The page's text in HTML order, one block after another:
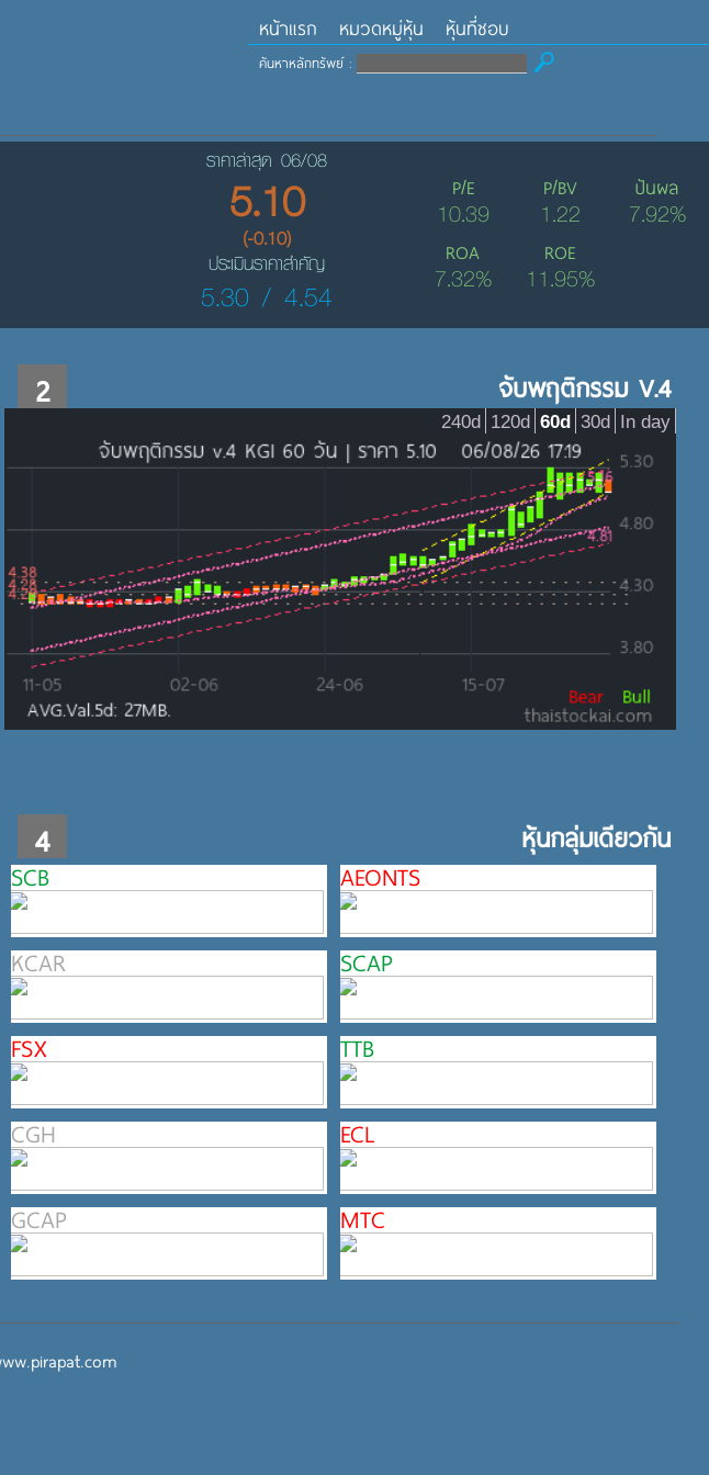
หน้าแรก หมวดหมู่หุ้น หุ้นที่ชอบ
ค้นหาหลักทรัพย์ :
ราคาล่าสุด 06/08
5.10
(-0.10)
ประเมินราคาสำคัญ
5.30 / 4.54
P/E
10.39
P/BV
1.22
ปันผล
7.92%
ROA
7.32%
ROE
11.95%
2 จับพฤติกรรม V.4
In day
30d
60d
120d
240d
4 หุ้นกลุ่มเดียวกัน
SCB AEONTS
KCAR SCAP
FSX TTB
CGH ECL
GCAP MTC